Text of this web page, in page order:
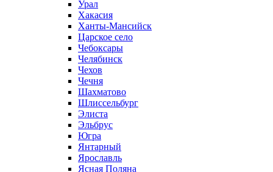
Урал
Хакасия
Ханты-Мансийск
Царское село
Чебоксары
Челябинск
Чехов
Чечня
Шахматово
Шлиссельбург
Элиста
Эльбрус
Югра
Янтарный
Ярославль
Ясная Поляна